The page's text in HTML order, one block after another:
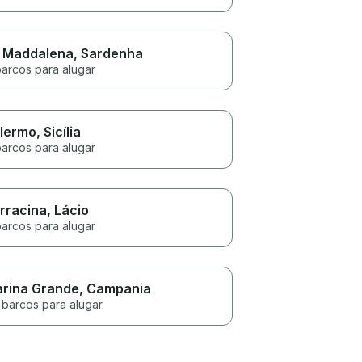
Maddalena, Sardenha
para alugar
, Sicília
para alugar
, Lácio
para alugar
Grande, Campania
para alugar